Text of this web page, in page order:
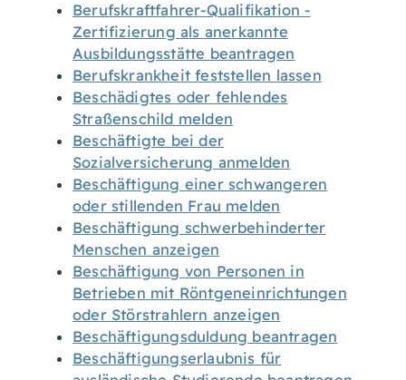
Berufskraftfahrer-Qualifikation -
Zertifizierung als anerkannte
Ausbildungsstätte beantragen
Berufskrankheit feststellen lassen
Beschädigtes oder fehlendes
Straßenschild melden
Beschäftigte bei der
Sozialversicherung anmelden
Beschäftigung einer schwangeren
oder stillenden Frau melden
Beschäftigung schwerbehinderter
Menschen anzeigen
Beschäftigung von Personen in
Betrieben mit Röntgeneinrichtungen
oder Störstrahlern anzeigen
Beschäftigungsduldung beantragen
Beschäftigungserlaubnis für